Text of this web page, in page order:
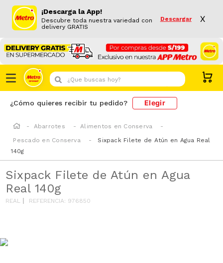
¡Descarga la App!
Descubre toda nuestra variedad con
delivery GRATIS
Descargar X
¿Que buscas hoy?
¿Cómo quieres recibir tu pedido? Elegir
Abarrotes
Alimentos en Conserva
Pescado en Conserva
Sixpack Filete de Atún en Agua Real
140g
Sixpack Filete de Atún en Agua
Real 140g
REAL REFERENCIA: 976850